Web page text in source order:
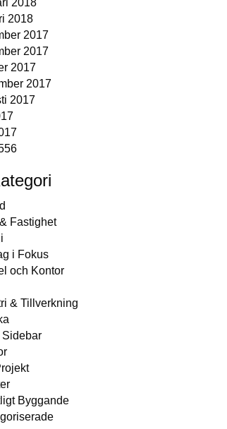
2018
2018
2017
2017
2017
2017
2017
Fastighet
i Fokus
och Kontor
& Tillverkning
Sidebar
Byggande